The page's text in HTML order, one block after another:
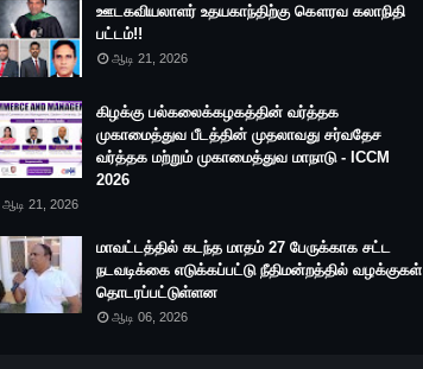
ஊடகவியலாளர் உதயகாந்திற்கு கௌரவ கலாநிதி
பட்டம்!!
ஆடி 21, 2026
கிழக்கு பல்கலைக்கழகத்தின் வர்த்தக
முகாமைத்துவ பீடத்தின் முதலாவது சர்வதேச
வர்த்தக மற்றும் முகாமைத்துவ மாநாடு - ICCM
2026
ஆடி 21, 2026
மாவட்டத்தில் கடந்த மாதம் 27 பேருக்காக சட்ட
நடவடிக்கை எடுக்கப்பட்டு நீதிமன்றத்தில் வழக்குகள்
தொடரப்பட்டுள்ளன
ஆடி 06, 2026